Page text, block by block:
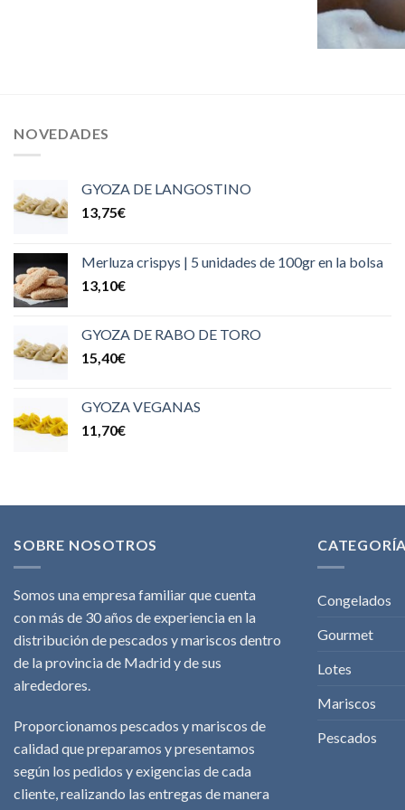
NOVEDADES
GYOZA DE LANGOSTINO
13,75€
Merluza crispys | 5 unidades de 100gr en la bolsa
13,10€
GYOZA DE RABO DE TORO
15,40€
GYOZA VEGANAS
11,70€
SOBRE NOSOTROS
Somos una empresa familiar que cuenta
con más de 30 años de experiencia en la
distribución de pescados y mariscos dentro
de la provincia de Madrid y de sus
alrededores.
Proporcionamos pescados y mariscos de
calidad que preparamos y presentamos
según los pedidos y exigencias de cada
cliente, realizando las entregas de manera
Congelados
Gourmet
Lotes
Mariscos
Pescados